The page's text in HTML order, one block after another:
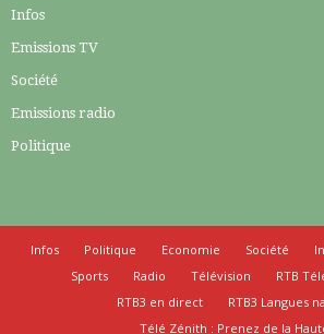
Infos
Emissions TV
Société
Emissions radio
Politique
Infos Politique Economie Société
Sports
Radio Télévision
RTB
RTB3 en direct
RTB3 Langues
Télé Zénith : Prenez de la